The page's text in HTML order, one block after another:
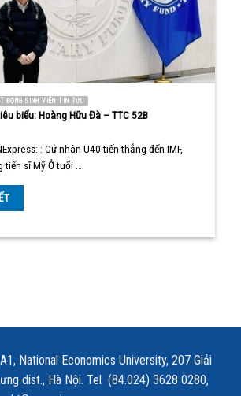
ĐỘNG SINH VIÊN TIN TỨC
biểu: Hoàng Hữu Đà – TTC 52B
: Cử nhân U40 tiến thẳng đến IMF,
sĩ Mỹ Ở tuổi …
National Economics University, 207 Giải
dist., Hà Nội. Tel (84.024) 3628 0280,